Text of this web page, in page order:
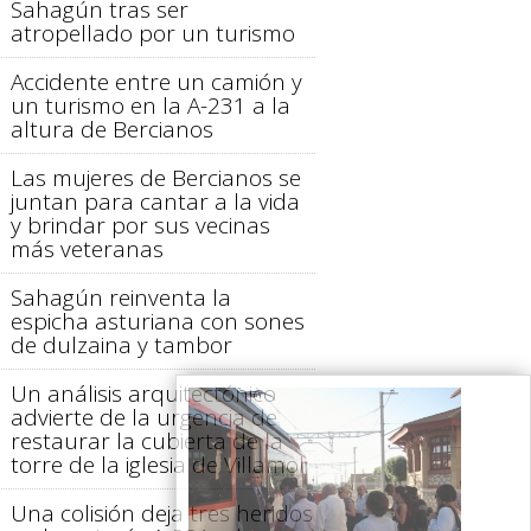
Sahagún tras ser
atropellado por un turismo
Accidente entre un camión y
un turismo en la A-231 a la
altura de Bercianos
Las mujeres de Bercianos se
juntan para cantar a la vida
y brindar por sus vecinas
más veteranas
Sahagún reinventa la
espicha asturiana con sones
de dulzaina y tambor
Un análisis arquitectónico
advierte de la urgencia de
restaurar la cubierta de la
torre de la iglesia de Villamol
Una colisión deja tres heridos